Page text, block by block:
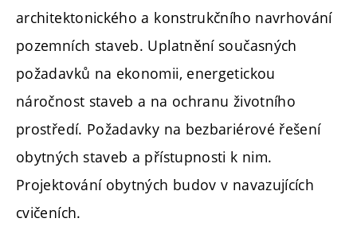
architektonického a konstrukčního navrhování
pozemních staveb. Uplatnění současných
požadavků na ekonomii, energetickou
náročnost staveb a na ochranu životního
prostředí. Požadavky na bezbariérové řešení
obytných staveb a přístupnosti k nim.
Projektování obytných budov v navazujících
cvičeních.